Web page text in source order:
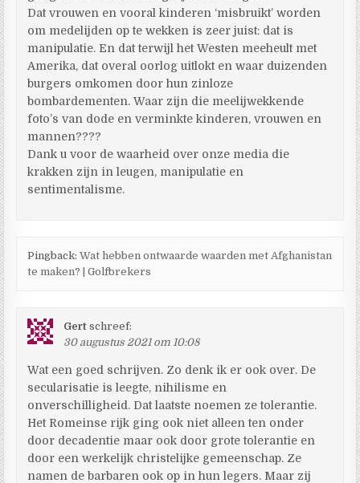
Dat vrouwen en vooral kinderen ‘misbruikt’ worden
om medelijden op te wekken is zeer juist: dat is
manipulatie. En dat terwijl het Westen meeheult met
Amerika, dat overal oorlog uitlokt en waar duizenden
burgers omkomen door hun zinloze
bombardementen. Waar zijn die meelijwekkende
foto’s van dode en verminkte kinderen, vrouwen en
mannen????
Dank u voor de waarheid over onze media die
krakken zijn in leugen, manipulatie en
sentimentalisme.
Pingback:Wat hebben ontwaarde waarden met Afghanistan
te maken? | Golfbrekers
Gert schreef:
30 augustus 2021 om 10:08
Wat een goed schrijven. Zo denk ik er ook over. De
secularisatie is leegte, nihilisme en
onverschilligheid. Dat laatste noemen ze tolerantie.
Het Romeinse rijk ging ook niet alleen ten onder
door decadentie maar ook door grote tolerantie en
door een werkelijk christelijke gemeenschap. Ze
namen de barbaren ook op in hun legers. Maar zij